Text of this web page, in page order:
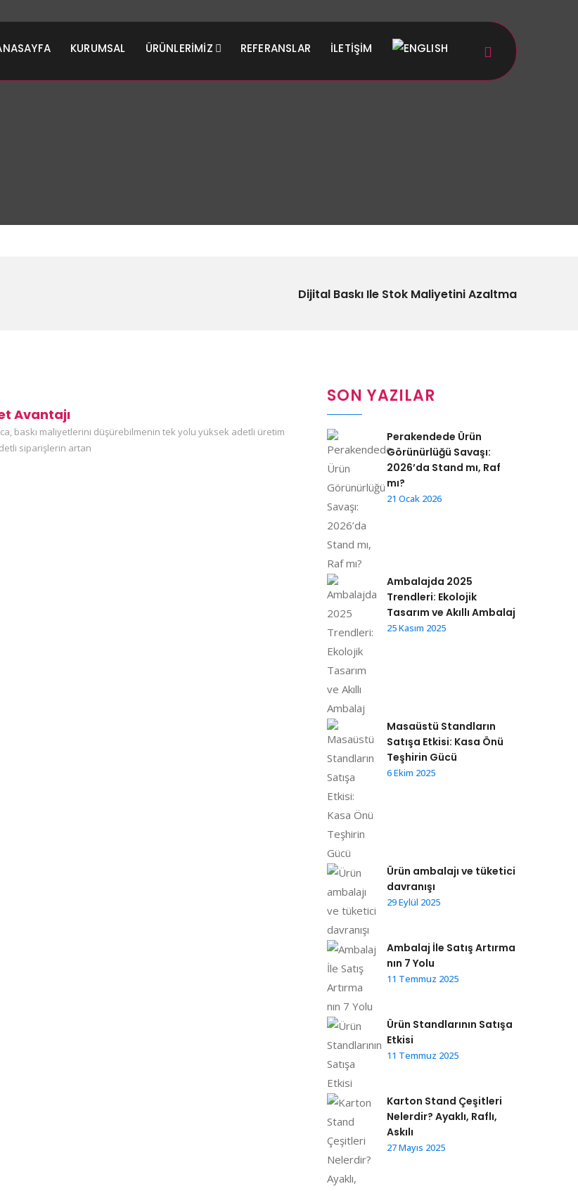
KURUMSAL ÜRÜNLERIMIZ REFERANSLAR İLETIŞIM
Dijital Baskı Ile Stok Maliyetini Azaltma
Avantajı
baskı maliyetlerini düşürebilmenin tek yolu yüksek adetli üretim
siparişlerin artan
SON YAZILAR
Perakendede Ürün
Görünürlüğü Savaşı:
2026’da Stand mı, Raf
mı?
21 Ocak 2026
Ambalajda 2025
Trendleri: Ekolojik
Tasarım ve Akıllı Ambalaj
25 Kasım 2025
Masaüstü Standların
Satışa Etkisi: Kasa Önü
Teşhirin Gücü
6 Ekim 2025
Ürün ambalajı ve tüketici
davranışı
29 Eylül 2025
Ambalaj İle Satış Artırma
nın 7 Yolu
11 Temmuz 2025
Ürün Standlarının Satışa
Etkisi
11 Temmuz 2025
Karton Stand Çeşitleri
Nelerdir? Ayaklı, Raflı,
Askılı
27 Mayıs 2025